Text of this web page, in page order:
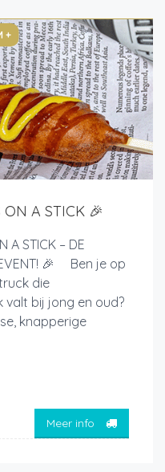
+
ON A STICK 🎉
A STICK – DE
EVENT! 🎉 Ben je op
die
valt bij jong en oud?
knapperige
Meer info